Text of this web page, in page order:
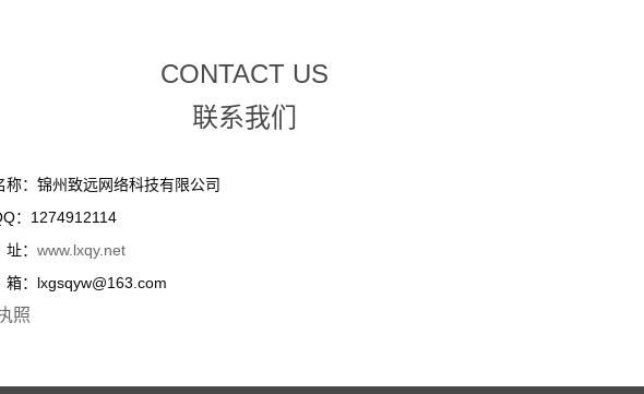
CONTACT US
联系我们
称：锦州致远网络科技有限公司
：1274912114
： www.lxqy.net
lxgsqyw@163.com
照